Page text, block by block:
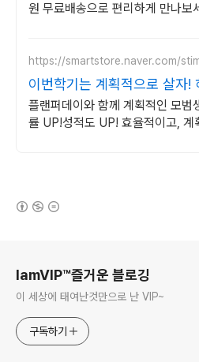
원 무료배송으로 편리하게 만나보
https://smartstore.naver.com/
이번학기는 계획적으로 살자!
효율적으로 완벽하게
플랜퍼데이와 함께 계획적인 모범
률 UP!성적도 UP! 효율적이고, 계
IamVIP™즐거운 블로깅
이 세상에 태여난것만으로 난 VIP~
구독하기